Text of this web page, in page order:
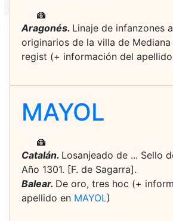
Aragonés. Linaje de infanzones
originarios de la villa de
regist (+ información del
MAYOL
Catalán. Losanjeado de ... Sello
Año 1301. [F. de Sagarra].
Balear. De oro, tres hoc (+
apellido en MAYOL)